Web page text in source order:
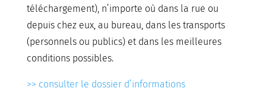
téléchargement), n’importe où dans la rue ou
depuis chez eux, au bureau, dans les transports
(personnels ou publics) et dans les meilleures
conditions possibles.
>> consulter le dossier d’informations